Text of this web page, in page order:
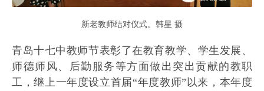
新老教师结对仪式。韩星 摄
青岛十七中教师节表彰了在教育教学、学生发展、
师德师风、后勤服务等方面做出突出贡献的教职
工，继上一年度设立首届“年度教师”以来，本年度